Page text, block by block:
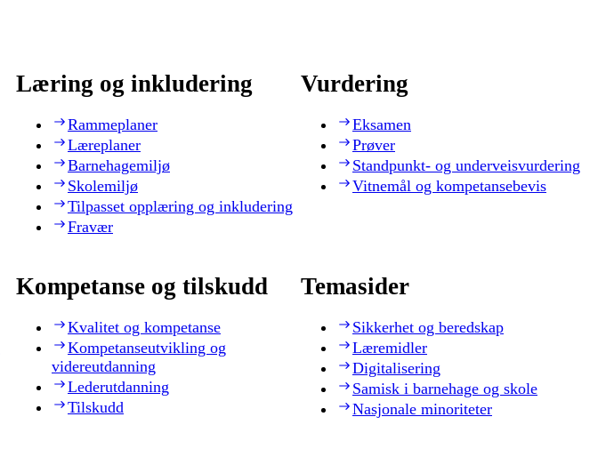
Læring og inkludering
Rammeplaner
Læreplaner
Barnehagemiljø
Skolemiljø
Tilpasset opplæring og inkludering
Fravær
Vurdering
Eksamen
Prøver
Standpunkt- og underveisvurdering
Vitnemål og kompetansebevis
Kompetanse og tilskudd
Kvalitet og kompetanse
Kompetanseutvikling og
videreutdanning
Lederutdanning
Tilskudd
Temasider
Sikkerhet og beredskap
Læremidler
Digitalisering
Samisk i barnehage og skole
Nasjonale minoriteter